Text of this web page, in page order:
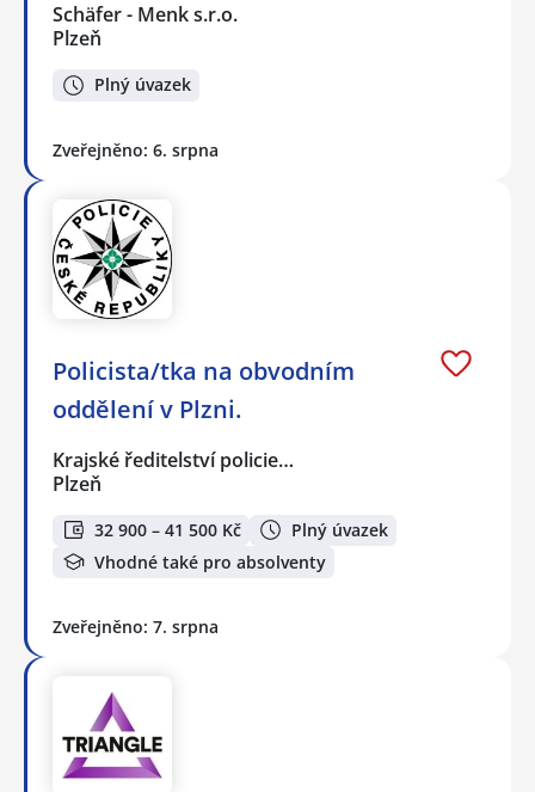
Schäfer - Menk s.r.o.
Plzeň
Plný úvazek
Zveřejněno: 6. srpna
Policista/tka na obvodním
oddělení v Plzni.
Krajské ředitelství policie…
Plzeň
32 900 – 41 500 Kč
Plný úvazek
Vhodné také pro absolventy
Zveřejněno: 7. srpna